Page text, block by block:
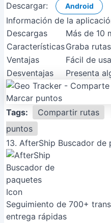
Descargar:
Android
Información de la
Descargas
Más de 10
CaracterísticasGraba
Ventajas
Fácil de
Desventajas
Presenta
Tags: Compartir rutas
puntos
13. AfterShip Buscador de
Seguimiento de 700+
entrega rápidas